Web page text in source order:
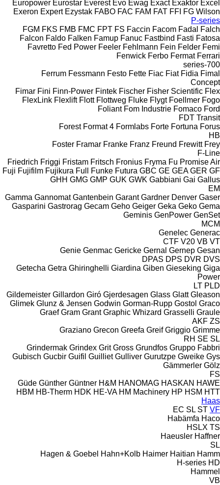
Europower Eurostar Everest Evo Ewag Exact Exaktor Excel
Exeron Expert Ezystak FABO FAC FAM FAT FFI FG Wilson
P-series
FGM FKS FMB FMC FPT FS Faccin Facom Fadal
Falch
Falcon Faldo Falken Famup Fanuc Fastbind Fasti Fatosa
Favretto Fed Power Feeler Fehlmann Fein Felder Femi
Fenwick Ferbo Fermat Ferrari
700-series
Ferrum Fessmann Festo Fette Fiac Fiat Fidia Fimal
Concept
Fimar Fini Finn-Power Fintek Fischer Fisher Scientific Flex
FlexLink Flexlift Flott Flottweg Fluke Flygt Foellmer Fogo
Foliant Fom Industrie Fomaco Ford
FDT Transit
Forest Format 4 Formlabs Forte Fortuna Forus
HB
Foster Framar Franke Franz Freund Frewitt Frey
F-Line
Friedrich Friggi Fristam Fritsch Fronius Fryma Fu Promise Air
Fuji Fujifilm Fujikura Full Funke Futura GBC GE GEA GER GF
GHH GMG GMP GUK GWK Gabbiani Gai Gallus
EM
Gamma Gannomat Gantenbein Garant Gardner Denver Gaser
Gasparini Gastrorag Gecam Geho Geiger Geka Geko Gema
Geminis GenPower GenSet
MCM
Genelec Generac
CTF V20 VB VT
Genie Genmac Gericke Gernal Gernep Gesan
DPAS DPS DVR DVS
Getecha Getra Ghiringhelli Giardina Giben Gieseking Giga
Power
LT PLD
Gildemeister Gillardon Giró Gjerdesagen Glass Glatt Gleason
Glimek Glunz & Jensen Godwin Gorman-Rupp Gostol Graco
Graef Gram Grant Graphic Whizard Grasselli Graule
AKF ZS
Graziano Grecon Greefa Greif Griggio Grimme
RH SE SL
Grindermak Grindex Grit Gross Grundfos Gruppo Fabbri
Gubisch Gucbir Guifil Guilliet Gulliver Gurutzpe Gweike Gys
Gämmerler Gölz
FS
Güde Günther Güntner H&M HANOMAG HASKAN HAWE
HBM HB‑Therm HDK HE-VA HM Machinery HP HSM HTT
Haas
EC SL ST VF
Habämfa Haco
HSLX TS
Haeusler Haffner
SL
Hagen & Goebel Hahn+Kolb Haimer Haitian Hamm
H-series HD
Hammel
VB